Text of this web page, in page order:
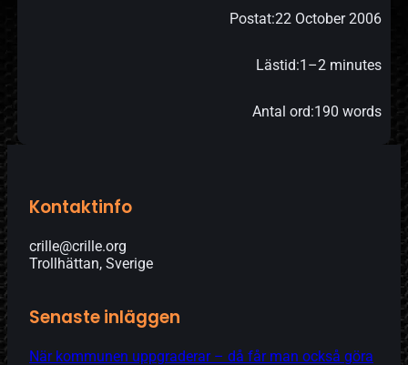
Postat:22 October 2006
Lästid:1–2 minutes
Antal ord:190 words
Kontaktinfo
crille@crille.org
Trollhättan, Sverige
Senaste inläggen
När kommunen uppgraderar – då får man också göra